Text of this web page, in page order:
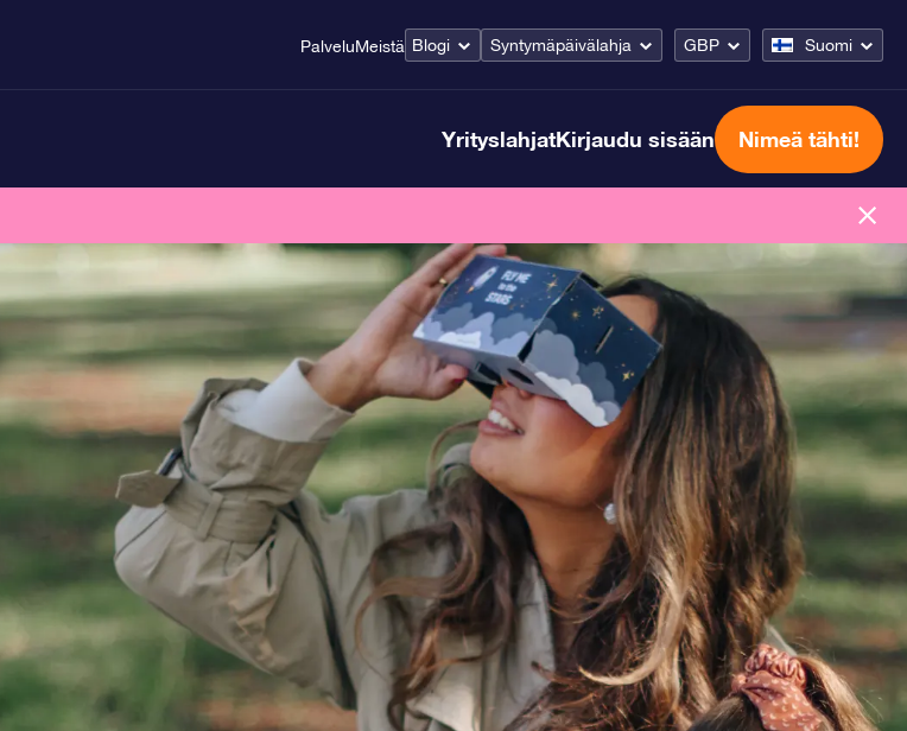
PalveluMeistä Blogi Syntymäpäivälahja GBP Suomi
YrityslahjatKirjaudu sisään Nimeä tähti!